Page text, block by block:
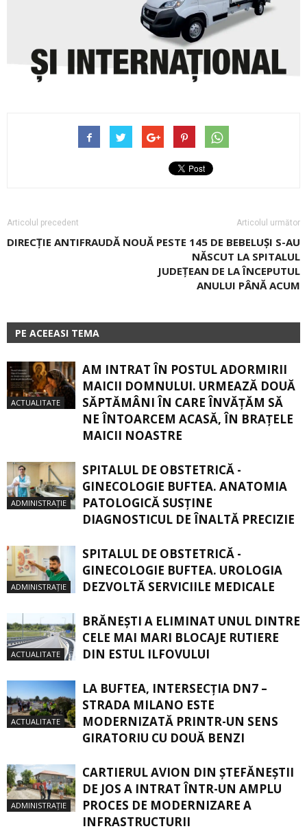
Articolul precedent
DIRECŢIE ANTIFRAUDĂ NOUĂ
Articolul următor
PESTE 145 DE BEBELUȘI S-AU
NĂSCUT LA SPITALUL
JUDEŢEAN DE LA ÎNCEPUTUL
ANULUI PÂNĂ ACUM
PE ACEEASI TEMA
ACTUALITATE
AM INTRAT ÎN POSTUL ADORMIRII
MAICII DOMNULUI. URMEAZĂ DOUĂ
SĂPTĂMÂNI ÎN CARE ÎNVĂŢĂM SĂ
NE ÎNTOARCEM ACASĂ, ÎN BRAŢELE
MAICII NOASTRE
ADMINISTRAȚIE
SPITALUL DE OBSTETRICĂ -
GINECOLOGIE BUFTEA. ANATOMIA
PATOLOGICĂ SUSŢINE
DIAGNOSTICUL DE ÎNALTĂ PRECIZIE
ADMINISTRAȚIE
SPITALUL DE OBSTETRICĂ -
GINECOLOGIE BUFTEA. UROLOGIA
DEZVOLTĂ SERVICIILE MEDICALE
ACTUALITATE
BRĂNEȘTI A ELIMINAT UNUL DINTRE
CELE MAI MARI BLOCAJE RUTIERE
DIN ESTUL ILFOVULUI
ACTUALITATE
LA BUFTEA, INTERSECŢIA DN7 –
STRADA MILANO ESTE
MODERNIZATĂ PRINTR-UN SENS
GIRATORIU CU DOUĂ BENZI
ADMINISTRAȚIE
CARTIERUL AVION DIN ŞTEFĂNEŞTII
DE JOS A INTRAT ÎNTR-UN AMPLU
PROCES DE MODERNIZARE A
INFRASTRUCTURII